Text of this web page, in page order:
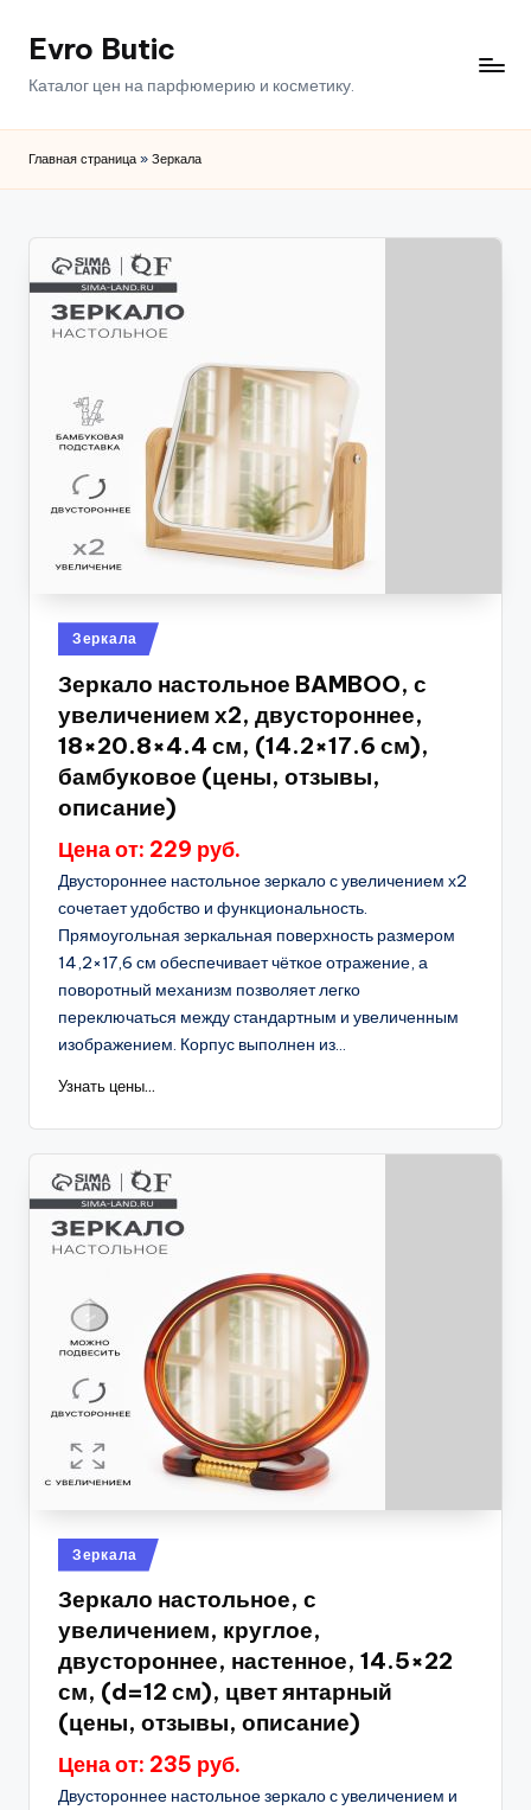
ПерейтиEvro Butic
Каталог цен на парфюмерию и косметику.
Главная страница » Зеркала
Опубликовано
в
Зеркала
Зеркало настольное BAMBOO, с
увеличением х2, двустороннее,
18×20.8×4.4 см, (14.2×17.6 см),
бамбуковое (цены, отзывы,
описание)
Цена от: 229 руб.
Двустороннее настольное зеркало с увеличением х2
сочетает удобство и функциональность.
Прямоугольная зеркальная поверхность размером
14,2×17,6 см обеспечивает чёткое отражение, а
поворотный механизм позволяет легко
переключаться между стандартным и увеличенным
изображением. Корпус выполнен из...
Узнать цены...
Опубликовано
в
Зеркала
Зеркало настольное, с
увеличением, круглое,
двустороннее, настенное, 14.5×22
см, (d=12 см), цвет янтарный
(цены, отзывы, описание)
Цена от: 235 руб.
Двустороннее настольное зеркало с увеличением и